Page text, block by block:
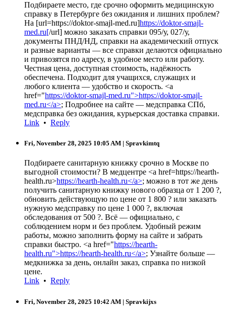
Подбираете место, где срочно оформить медицинскую
справку в Петербурге без ожидания и лишних проблем?
На [url=https://doktor-smajl-med.ru]https://doktor-smajl-
med.ru[/url] можно заказать справки 095/у, 027/у,
документы ПНД/НД, справки на академический отпуск
и разные варианты — все справки делаются официально
и привозятся по адресу, в удобное место или работу.
Честная цена, доступная стоимость, надёжность
обеспечена. Подходит для учащихся, служащих и
любого клиента — удобство и скорость. <a
href="https://doktor-smajl-med.ru">https://doktor-smajl-
med.ru</a>; Подробнее на сайте — медсправка СПб,
медсправка без ожидания, курьерская доставка справки.
Link • Reply
Fri, November 28, 2025 10:05 AM | Spravkimtq
Подбираете санитарную книжку срочно в Москве по
выгодной стоимости? В медцентре <a href=https://hearth-
health.ru>https://hearth-health.ru</a>; можно в тот же день
получить санитарную книжку нового образца от 1 200 ?,
обновить действующую по цене от 1 800 ? или заказать
нужную медсправку по цене 1 000 ?, включая
обследования от 500 ?. Всё — официально, с
соблюдением норм и без проблем. Удобный режим
работы, можно заполнить форму на сайте и забрать
справки быстро. <a href="https://hearth-
health.ru">https://hearth-health.ru</a>; Узнайте больше —
медкнижка за день, онлайн заказ, справка по низкой
цене.
Link • Reply
Fri, November 28, 2025 10:42 AM | Spravkijxs